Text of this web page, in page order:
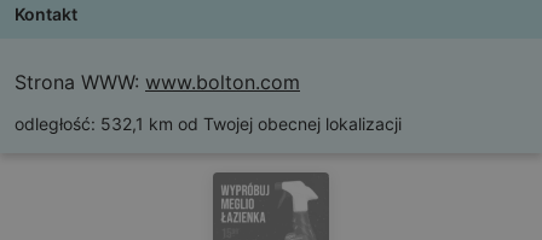
Kontakt
Strona WWW: www.bolton.com
odległość: 532,1 km od Twojej obecnej lokalizacji